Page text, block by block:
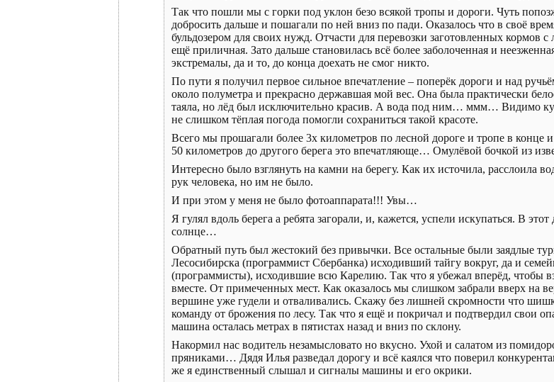
Так что пошли мы с горки под уклон безо всякой тропы и дороги. Чуть
добросить дальше и пошагали по ней вниз по пади. Оказалось что в своё
бульдозером для своих нужд. Отчасти для перевозки заготовленных кормов
ещё приличная. Зато дальше становилась всё более заболоченная и
экстремалы, да и то, до конца доехать не смог никто.
По пути я получил первое сильное впечатление – поперёк дороги и над
около полуметра и прекрасно державшая мой вес. Она была практически
таяла, но лёд был исключительно красив. А вода под ним… ммм… Видимо
не слишком тёплая погода помогли сохраниться такой красоте.
Всего мы прошагали более 3х километров по лесной дороге и тропе в конце
50 километров до другого берега это впечатляюще… Омулёвой бочкой из
Интересно было взглянуть на камни на берегу. Как их источила, расслоила
рук человека, но им не было.
И при этом у меня не было фотоаппарата!!! Увы…
Я гулял вдоль берега а ребята загорали, и, кажется, успели искупаться. В
солнце…
Обратный путь был жестокий без привычки. Все остальные были заядлые
Лесосибирска (программист Сбербанка) исходивший тайгу вокруг, да и
(программисты), исходившие всю Карелию. Так что я убежал вперёд, чтобы
вместе. От примеченных мест. Как оказалось мы слишком забрали вверх на
вершине уже гудели и отваливались. Скажу без лишней скромности что
команду от брожения по лесу. Так что я ещё и покричал и подтвердил свои
машина осталась метрах в пятистах назад и вниз по склону.
Накормил нас водитель незамысловато но вкусно. Ухой и салатом из
пряниками… Дядя Илья разведал дорогу и всё каялся что поверил
же я единственный слышал и сигналы машины и его окрики.